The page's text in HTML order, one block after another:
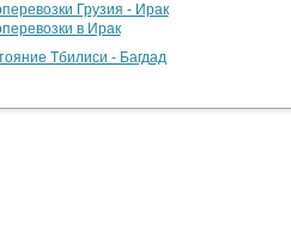
Грузия - Ирак
в Ирак
Тбилиси - Багдад